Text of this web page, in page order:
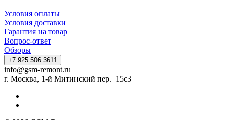
Условия оплаты
Условия доставки
Гарантия на товар
Вопрос-ответ
Обзоры
+7 925 506 3611
info@gsm-remont.ru
г. Москва, 1-й Митинский пер. 15с3